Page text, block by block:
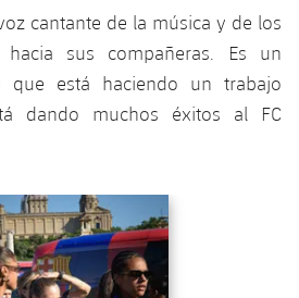
cantante de la música y de los
sus compañeras. Es un
que está haciendo un trabajo
dando muchos éxitos al FC